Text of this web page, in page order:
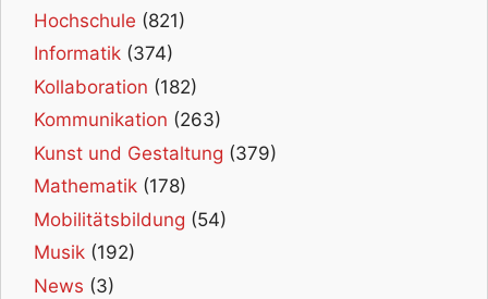
Hochschule (821)
Informatik (374)
Kollaboration (182)
Kommunikation (263)
Kunst und Gestaltung (379)
Mathematik (178)
Mobilitätsbildung (54)
Musik (192)
News (3)